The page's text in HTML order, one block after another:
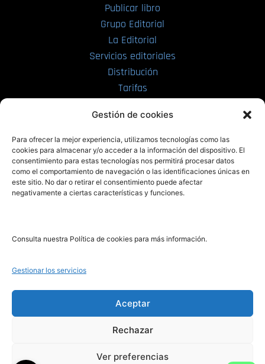
Gestión de cookies
Para ofrecer la mejor experiencia, utilizamos tecnologías como las
cookies para almacenar y/o acceder a la información del dispositivo. El
consentimiento para estas tecnologías nos permitirá procesar datos
como el comportamiento de navegación o las identificaciones únicas en
este sitio. No dar o retirar el consentimiento puede afectar
negativamente a ciertas características y funciones.
Consulta nuestra Política de cookies para más información.
Gestionar los servicios
Aceptar
Rechazar
Ver preferencias
Publicar libro
Grupo Editorial
La Editorial
Servicios editoriales
Distribución
Tarifas
PRL | Films
PRL | Play
PRL | LAB
Noticias
Legal
Aviso Legal
Política de Cookies